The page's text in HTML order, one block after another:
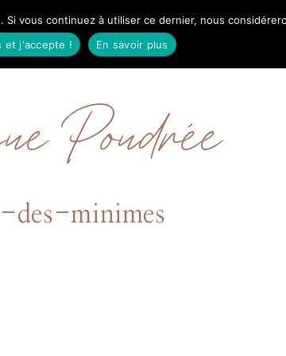
VOYAGES
Poudrée
minimes
vous continuez à utiliser ce dernier, nous
et j'accepte !
En savoir plus